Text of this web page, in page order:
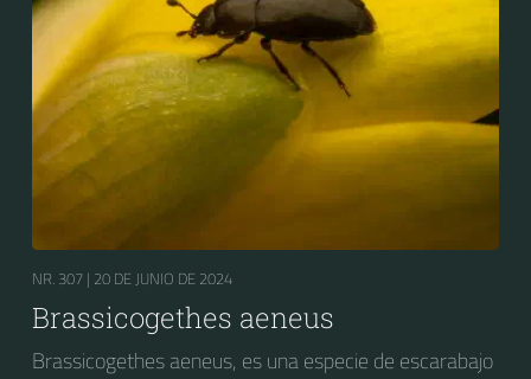
NR. 307 | 20 DE JUNIO DE 2024
Brassicogethes aeneus
Brassicogethes aeneus, es una especie de escarabajo